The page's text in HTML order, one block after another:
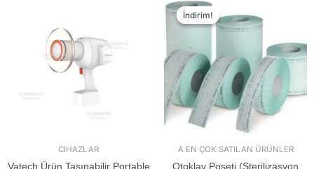
CIHAZLAR
Vatech Ürün Taşınabilir Portable
İndirim!
İndirim!
A EN ÇOK SATILAN ÜRÜNLER
Otoklav Poşeti (Sterilizasyon